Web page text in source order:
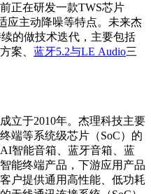
正在研发一款TWS芯片
应主动降噪等特点。未来杰
的做技术迭代，主要包括
案、 蓝牙5.2与LE Audio三
立于2010年。杰理科技主要
端等系统级芯片（SoC）的
智能音箱、蓝牙音箱、蓝
能终端产品，下游应用产品
户提供通用高性能、低功耗